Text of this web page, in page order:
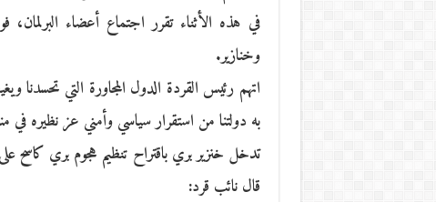
في هذه الأثناء تقرر اجتماع أعضاء البرلمان،
وخنازير.
اتهم رئيس القردة الدول المجاورة التي تحسدنا
به دولتنا من استقرار سياسي وأمني عز نظيره في
تدخل خنزير بري باقتراح تنظيم هجوم بري كاسح
قال نائب قرد: